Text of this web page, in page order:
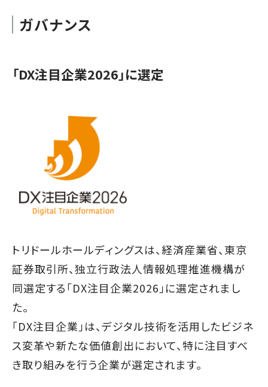
ガバナンス
「DX注目企業2026」に選定
トリドールホールディングスは、経済産業省、東京
証券取引所、独立行政法人情報処理推進機構が
同選定する「DX注目企業2026」に選定されまし
た。
「DX注目企業」は、デジタル技術を活用したビジネ
ス変革や新たな価値創出において、特に注目すべ
き取り組みを行う企業が選定されます。